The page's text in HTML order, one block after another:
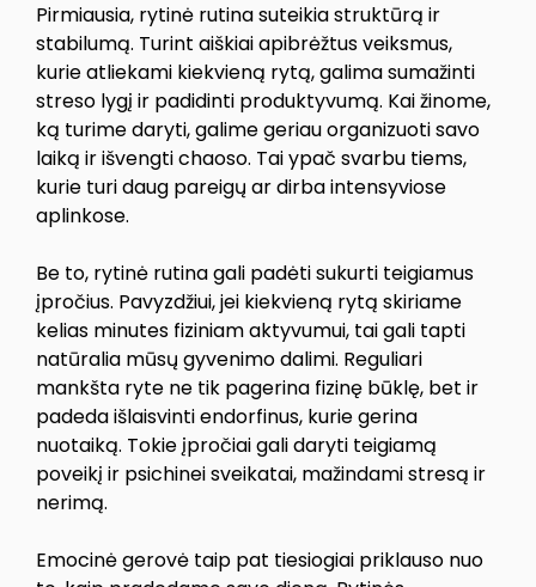
Pirmiausia, rytinė rutina suteikia struktūrą ir
stabilumą. Turint aiškiai apibrėžtus veiksmus,
kurie atliekami kiekvieną rytą, galima sumažinti
streso lygį ir padidinti produktyvumą. Kai žinome,
ką turime daryti, galime geriau organizuoti savo
laiką ir išvengti chaoso. Tai ypač svarbu tiems,
kurie turi daug pareigų ar dirba intensyviose
aplinkose.
Be to, rytinė rutina gali padėti sukurti teigiamus
įpročius. Pavyzdžiui, jei kiekvieną rytą skiriame
kelias minutes fiziniam aktyvumui, tai gali tapti
natūralia mūsų gyvenimo dalimi. Reguliari
mankšta ryte ne tik pagerina fizinę būklę, bet ir
padeda išlaisvinti endorfinus, kurie gerina
nuotaiką. Tokie įpročiai gali daryti teigiamą
poveikį ir psichinei sveikatai, mažindami stresą ir
nerimą.
Emocinė gerovė taip pat tiesiogiai priklauso nuo